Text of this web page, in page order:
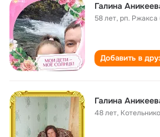
Галина
58 лет,рп. Ржакса
Добавить в
Галина
48 лет,